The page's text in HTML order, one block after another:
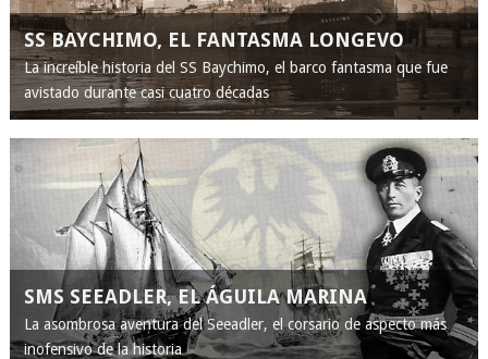
SS BAYCHIMO, EL FANTASMA LONGEVO
La increíble historia del SS Baychimo, el barco fantasma que fue
avistado durante casi cuatro décadas
SMS SEEADLER, EL ÁGUILA MARINA
La asombrosa aventura del Seeadler, el corsario de aspecto más
inofensivo de la historia